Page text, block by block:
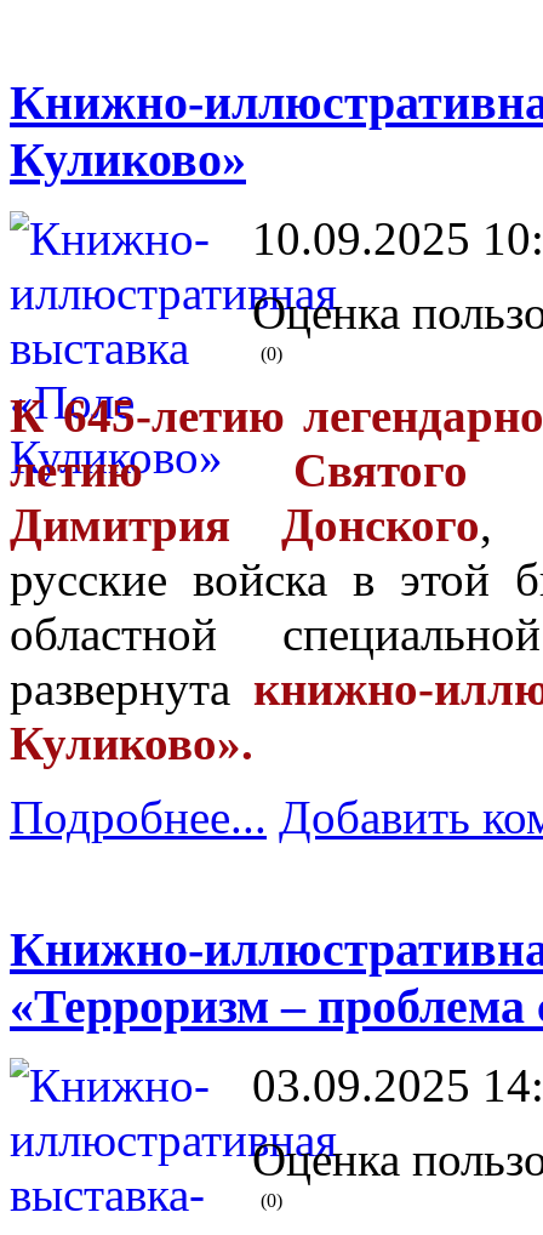
Книжно-
Куликово»
10.09.2025
Оценка
(0)
К 645-летию
летию Святого
Димитрия Донского,
русские войска в этой
областной
развернутакнижно-
Куликово».
Подробнее... Добавить
Книжно-
«Терроризм – проблема
03.09.2025
Оценка
(0)